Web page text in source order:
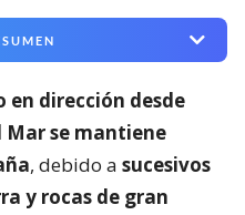
dirección desde
Mar se mantiene
, debido a sucesivos
y rocas de gran